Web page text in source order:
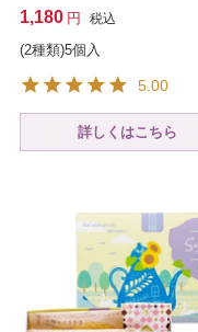
1,180 税込
(2種類)5個入
5.00
詳しくはこちら